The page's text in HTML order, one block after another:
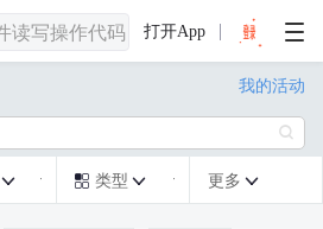
打开App
我的活动

  类型  更多 